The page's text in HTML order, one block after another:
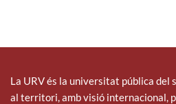
La URV és la universitat pública del
al territori, amb visió internacional,